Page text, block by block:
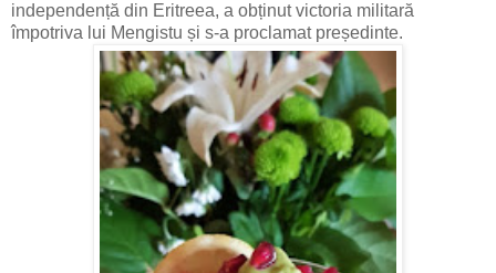
independență din Eritreea, a obținut victoria militară
împotriva lui Mengistu și s-a proclamat președinte.